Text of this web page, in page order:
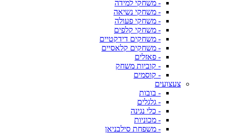
- משחקי למידה
- משחקי נשיאה
- משחקי פעולה
- משחקי קלפים
- משחקים דידקטיים
- משחקים קלאסיים
- פאזלים
- קוביות משחק
- קוסמים
צעצועים
- בובות
- גלגלים
- כלי נגינה
- מכוניות
- משפחת סילבניאן